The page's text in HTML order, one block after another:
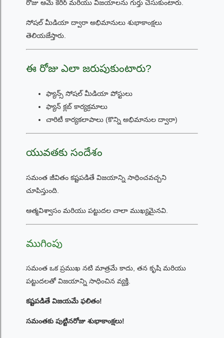
రోజు ఆమె కెరీర్ మరియు విజయాలను గుర్తు చేసుకుంటారు.
సోషల్ మీడియా ద్వారా అభిమానులు శుభాకాంక్షలు
తెలియజేస్తారు.
ఈ రోజు ఎలా జరుపుకుంటారు?
ఫ్యాన్స్ సోషల్ మీడియా పోస్టులు
ఫ్యాన్ క్లబ్ కార్యక్రమాలు
చారిటీ కార్యకలాపాలు (కొన్ని అభిమానుల ద్వారా)
యువతకు సందేశం
సమంత జీవితం కష్టపడితే విజయాన్ని సాధించవచ్చని
చూపిస్తుంది.
ఆత్మవిశ్వాసం మరియు పట్టుదల చాలా ముఖ్యమైనవి.
ముగింపు
సమంత ఒక ప్రముఖ నటి మాత్రమే కాదు, తన కృషి మరియు
పట్టుదలతో విజయాన్ని సాధించిన వ్యక్తి.
కష్టపడితే విజయమే ఫలితం!
సమంతకు పుట్టినరోజు శుభాకాంక్షలు!